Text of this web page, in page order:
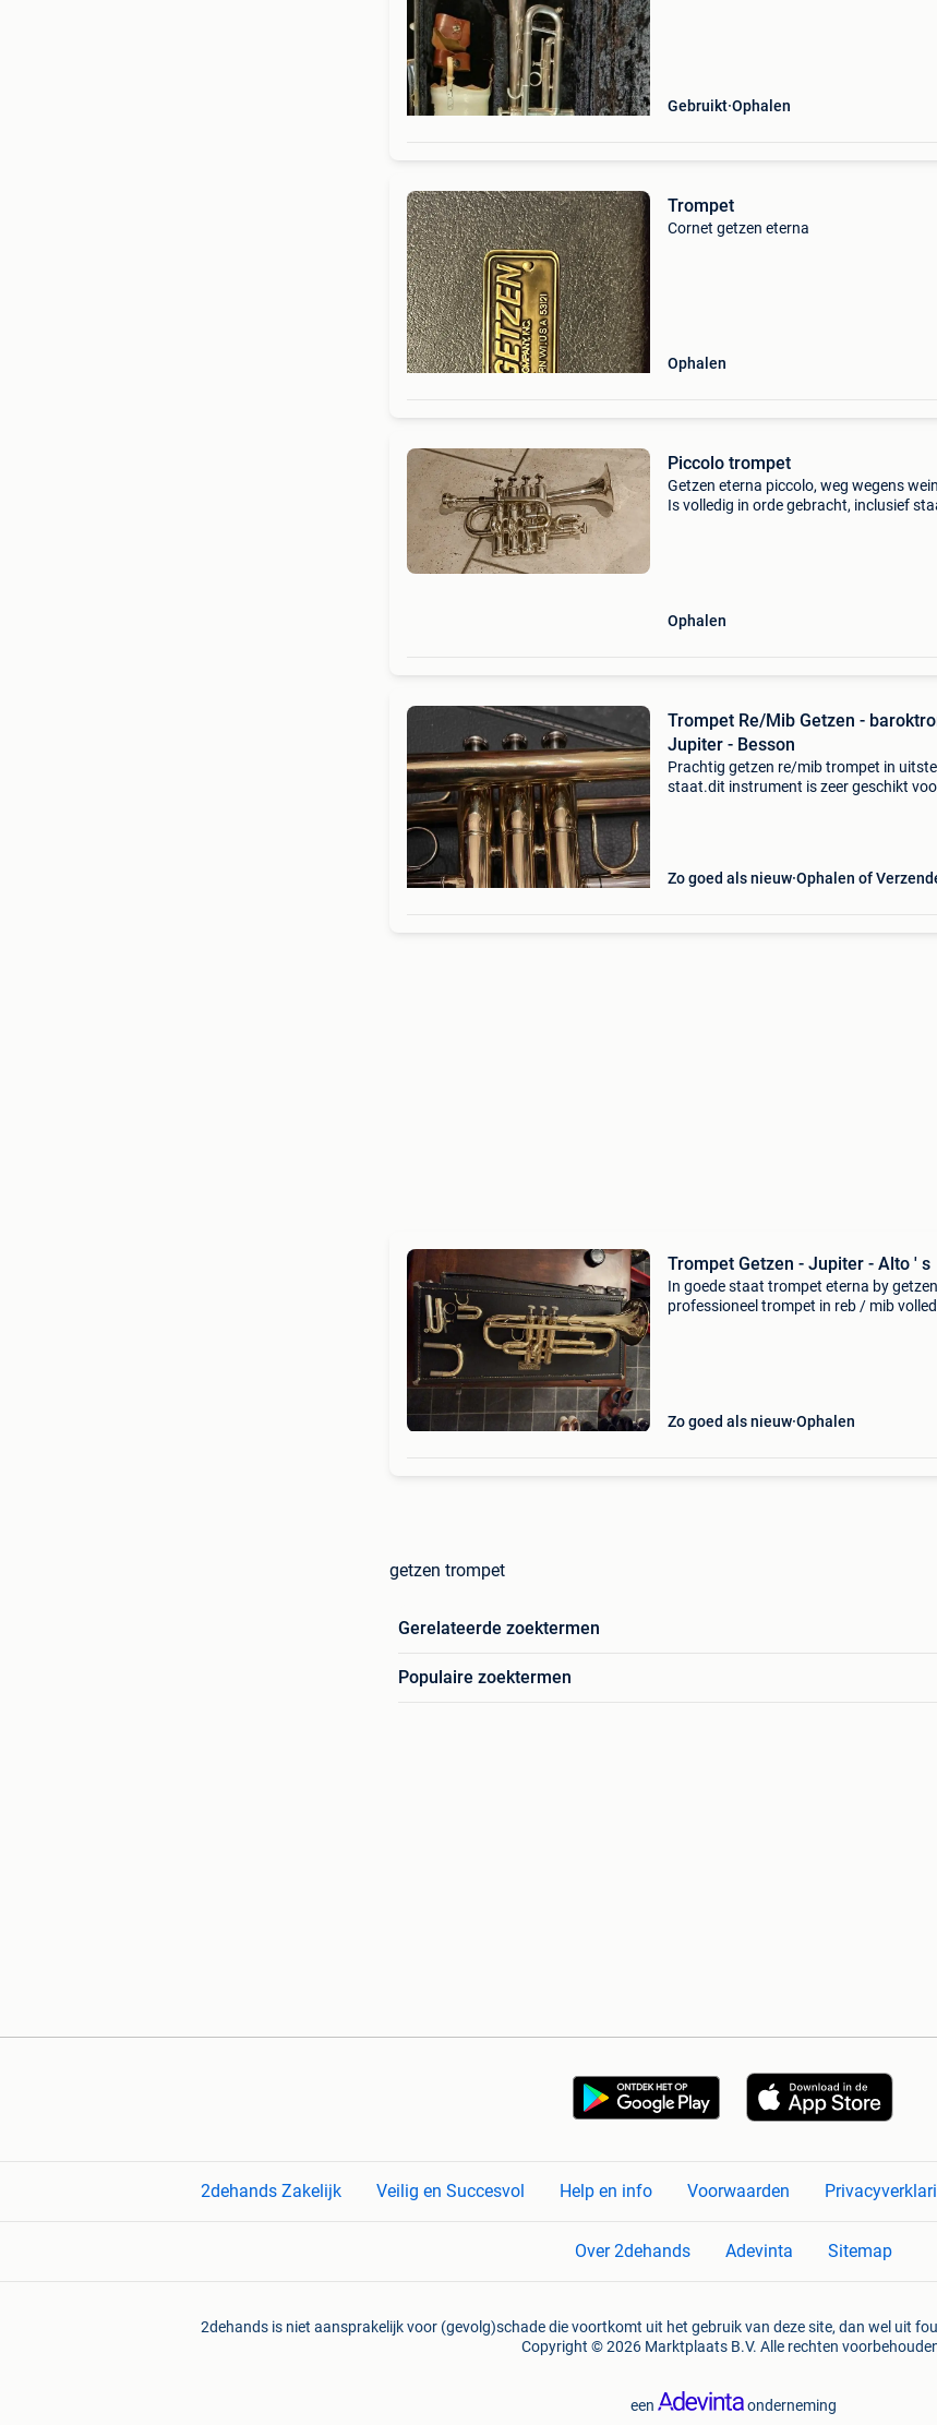
Gebruikt Ophalen
Trompet
Cornet getzen eterna
Ophalen
Piccolo trompet
Getzen eterna piccolo, weg wegens
Is volledig in orde gebracht, inclusief
Ophalen
Trompet Re/Mib Getzen - baroktrompet -
Jupiter - Besson
Prachtig getzen re/mib trompet in
staat.dit instrument is zeer geschikt
Zo goed als nieuw Ophalen of
Trompet Getzen - Jupiter - Alto ' s
In goede staat trompet eterna by getzen
professioneel trompet in reb / mib
Zo goed als nieuw Ophalen
getzen trompet
Gerelateerde zoektermen
Populaire zoektermen
2dehands Zakelijk Veilig en Succesvol Help en info Voorwaarden
Over 2dehands Adevinta Sitemap
2dehands is niet aansprakelijk voor (gevolg)schade die voortkomt uit het gebruik van deze site, dan wel uit
Copyright © 2026 Marktplaats B.V. Alle rechten
een onderneming